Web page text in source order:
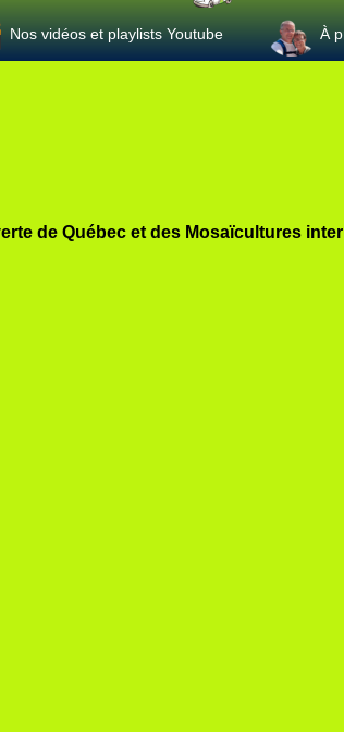
Nos vidéos et playlists Youtube À
de Québec et des Mosaïcultures